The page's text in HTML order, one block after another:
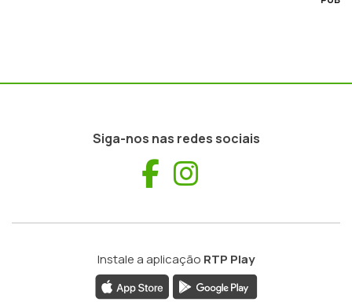
Siga-nos nas redes sociais
Facebook
Instale a aplicação RTP Play